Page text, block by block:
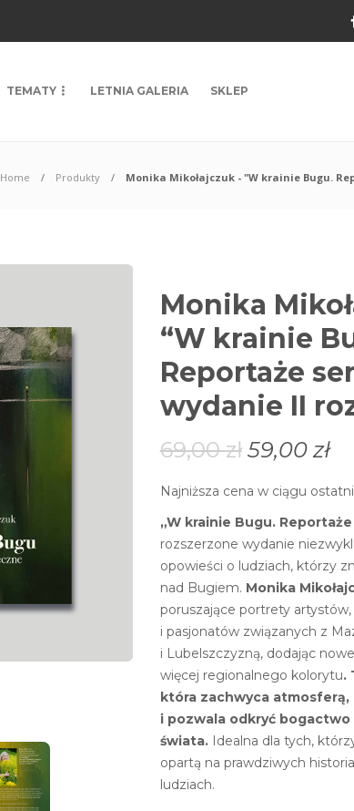
TEMATY LETNIA GALERIA SKLEP
Home Produkty Monika Mikołajczuk - "W krainie Bugu.
Monika
“W krainie
Reportaże
wydanie II
69,00zł 59,00zł
Najniższa cena w ciągu
„W krainie Bugu.
rozszerzone wydanie
opowieści o ludziach, którzy
nad Bugiem. Monika
poruszające portrety
i pasjonatów związanych z
i Lubelszczyzną, dodając
więcej regionalnego kolorytu.
która zachwyca
i pozwala odkryć
świata.Idealna dla tych,
opartą na prawdziwych
ludziach.